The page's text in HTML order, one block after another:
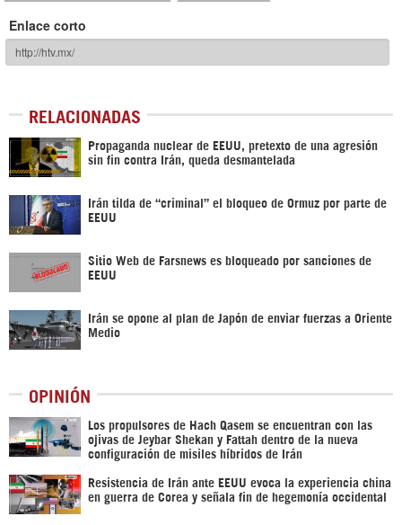
Enlace corto
RELACIONADAS
Propaganda nuclear de EEUU, pretexto de una agresión
sin fin contra Irán, queda desmantelada
Irán tilda de “criminal” el bloqueo de Ormuz por parte de
EEUU
Sitio Web de Farsnews es bloqueado por sanciones de
EEUU
Irán se opone al plan de Japón de enviar fuerzas a Oriente
Medio
OPINIÓN
Los propulsores de Hach Qasem se encuentran con las
ojivas de Jeybar Shekan y Fattah dentro de la nueva
configuración de misiles híbridos de Irán
Resistencia de Irán ante EEUU evoca la experiencia china
en guerra de Corea y señala fin de hegemonía occidental